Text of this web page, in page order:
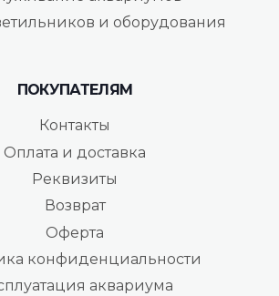
и оборудования
ПОКУПАТЕЛЯМ
Контакты
Оплата и доставка
Реквизиты
Возврат
Оферта
конфиденциальности
аквариума